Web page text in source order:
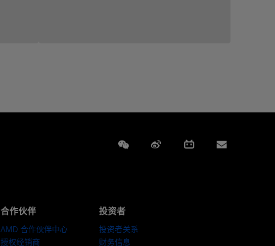
Weixin Weibo Bilibili
合作伙伴
AMD 合作伙伴中心
授权经销商
投资者
投资者关系
财务信息